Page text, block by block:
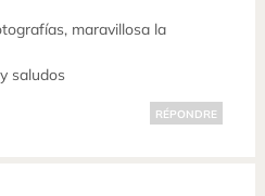
maravillosa la
saludos
RÉPONDRE